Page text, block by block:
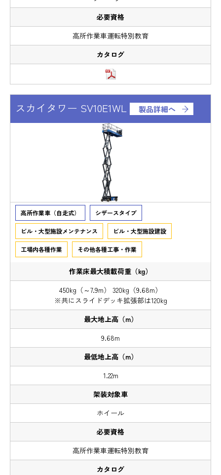
高所作業車運転特別教育
スカイタワー SV10E1WL 製品詳細へ
高所作業車（自走式） シザースタイプ
ビル・大型施設メンテナンス ビル・大型施設建設
工場内各種作業 その他各種工事・作業
450kg（～7.9m） 320kg（9.68m）
※共にスライドデッキ拡張部は120kg
9.68m
1.22m
ホイール
高所作業車運転特別教育